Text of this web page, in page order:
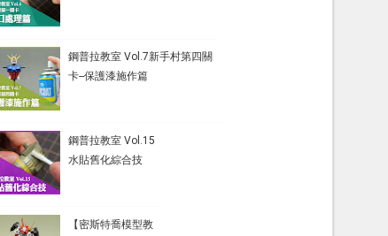
鋼普拉教室 Vol.7新手村第四關
卡--保護漆施作篇
鋼普拉教室 Vol.15
水貼舊化綜合技
【密斯特喬模型教